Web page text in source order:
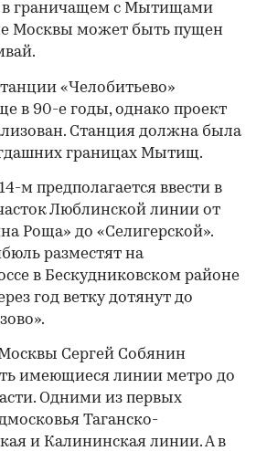
в граничащем с Мытищами
Москвы может быть пущен
00:00
«Челобитьево»
в 90-е годы, однако проект
Станция должна была
границах Мытищ.
м предполагается ввести в
Люблинской линии от
Роща» до «Селигерской».
разместят на
в Бескудниковском районе
год ветку дотянут до
Сергей Собянин
имеющиеся линии метро до
Одними из первых
Таганско-
и Калининская линии. А в